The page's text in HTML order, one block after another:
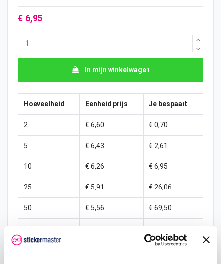
€ 6,95
In mijn winkelwagen
Hoeveelheid Eenheid prijs Je bespaart
2 € 6,60 € 0,70
5 € 6,43 € 2,61
10 € 6,26 € 6,95
25 € 5,91 € 26,06
50 € 5,56 € 69,50
100 € 5,21 € 173,75